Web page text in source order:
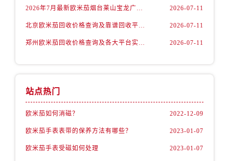
内蒙古自治区兴安盟市乌兰浩特市兴安大街欧米茄售后服务中心（需提前预约）
2026年7月最新欧米茄烟台莱山宝龙广场维修保养服务电话 2026-07-11
北京欧米茄回收价格查询及靠谱回收平台实测排行（2026年7月最新数据） 2026-07-11
郑州欧米茄回收价格查询及各大平台实测排行(2026年7月最新数据) 2026-07-11
站点热门
欧米茄如何消磁？ 2022-12-09
欧米茄手表表带的保养方法有哪些？ 2023-01-07
欧米茄手表受磁如何处理 2023-01-07